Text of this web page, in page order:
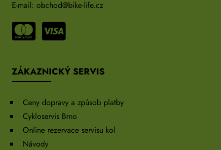
E-mail: obchod@bike-life.cz
ZÁKAZNICKÝ SERVIS
Ceny dopravy a způsob platby
Cykloservis Brno
Online rezervace servisu kol
Návody